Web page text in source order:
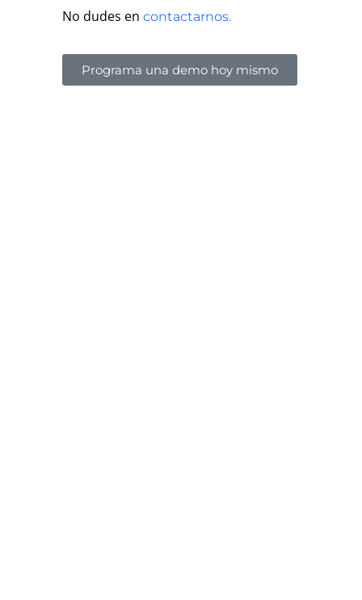
No dudes en contactarnos.
Programa una demo hoy mismo